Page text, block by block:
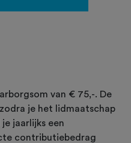
van € 75,-. De
je het lidmaatschap
jaarlijks een
contributiebedrag